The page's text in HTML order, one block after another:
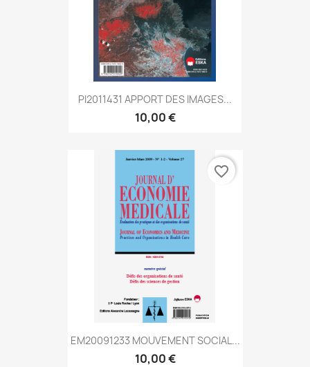
PI2011431 APPORT DES IMAGES...
10,00 €
EM20091233 MOUVEMENT SOCIAL...
10,00 €
favorite_border